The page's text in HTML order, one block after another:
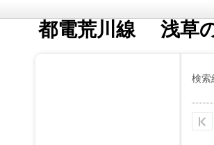
都電荒川線 浅草
検索